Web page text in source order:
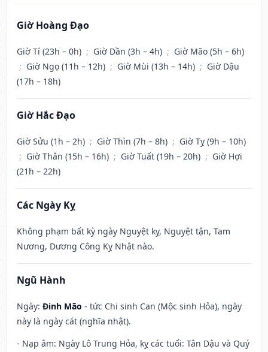
Giờ Hoàng Đạo
Giờ Tí (23h – 0h) ; Giờ Dần (3h – 4h) ; Giờ Mão (5h – 6h)
; Giờ Ngọ (11h – 12h) ; Giờ Mùi (13h – 14h) ; Giờ Dậu
(17h – 18h)
Giờ Hắc Đạo
Giờ Sửu (1h – 2h) ; Giờ Thìn (7h – 8h) ; Giờ Tỵ (9h – 10h)
; Giờ Thân (15h – 16h) ; Giờ Tuất (19h – 20h) ; Giờ Hợi
(21h – 22h)
Các Ngày Kỵ
Không phạm bất kỳ ngày Nguyệt kỵ, Nguyệt tận, Tam
Nương, Dương Công Kỵ Nhật nào.
Ngũ Hành
Ngày: Đinh Mão - tức Chi sinh Can (Mộc sinh Hỏa), ngày
này là ngày cát (nghĩa nhật).
- Nạp âm: Ngày Lô Trung Hỏa, kỵ các tuổi: Tân Dậu và Quý